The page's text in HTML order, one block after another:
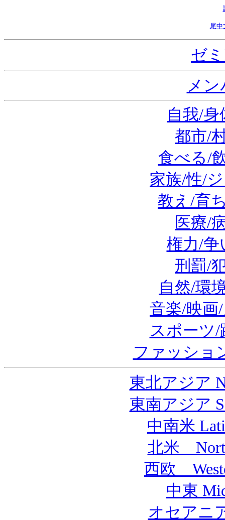
尾中
ゼ
メン
自我/身
都市/
食べる/
家族/性/
教え/育
医療/
権力/争
刑罰/
自然/環
音楽/映画
スポーツ/
ファッショ
東北アジア
東南アジア
中南米
北米
西欧
中東
オセアニ